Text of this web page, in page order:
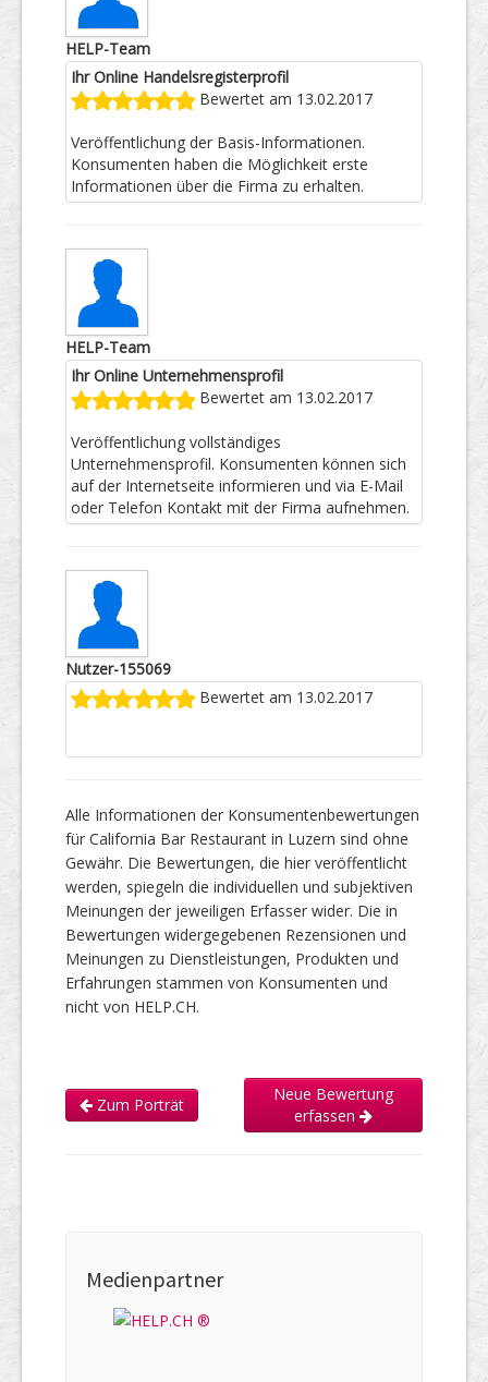
HELP-Team
Ihr Online Handelsregisterprofil
Bewertet am 13.02.2017
Veröffentlichung der Basis-Informationen.
Konsumenten haben die Möglichkeit erste
Informationen über die Firma zu erhalten.
HELP-Team
Ihr Online Unternehmensprofil
Bewertet am 13.02.2017
Veröffentlichung vollständiges
Unternehmensprofil. Konsumenten können sich
auf der Internetseite informieren und via E-Mail
oder Telefon Kontakt mit der Firma aufnehmen.
Nutzer-155069
Bewertet am 13.02.2017
Alle Informationen der Konsumentenbewertungen
für California Bar Restaurant in Luzern sind ohne
Gewähr. Die Bewertungen, die hier veröffentlicht
werden, spiegeln die individuellen und subjektiven
Meinungen der jeweiligen Erfasser wider. Die in
Bewertungen widergegebenen Rezensionen und
Meinungen zu Dienstleistungen, Produkten und
Erfahrungen stammen von Konsumenten und
nicht von HELP.CH.
Zum Porträt
Neue Bewertung
erfassen
Medienpartner